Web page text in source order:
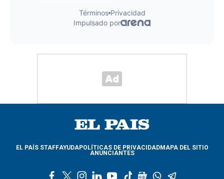
EL PAÍS STAFFAYUDAPOLÍTICAS DE PRIVACIDADMAPA DEL SITIO
ANUNCIANTES
l y t g w